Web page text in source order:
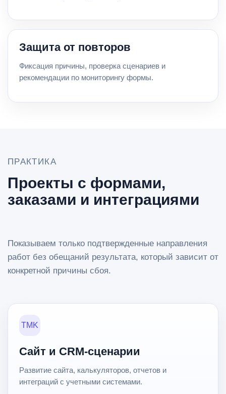
Защита от повторов
Фиксация причины, проверка сценариев и
рекомендации по мониторингу формы.
ПРАКТИКА
Проекты с формами,
заказами и интеграциями
Показываем только подтвержденные направления
работ без обещаний результата, который зависит от
конкретной причины сбоя.
TMK
Сайт и CRM-сценарии
Развитие сайта, калькуляторов, отчетов и
интеграций с учетными системами.